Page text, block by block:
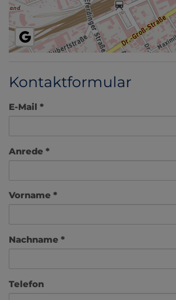
Kontaktformular
E-Mail
Anrede
Vorname
Nachname
Telefon